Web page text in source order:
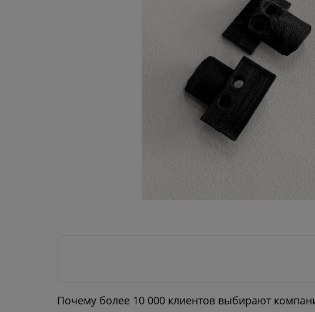
Почему более 10 000 клиентов выбирают